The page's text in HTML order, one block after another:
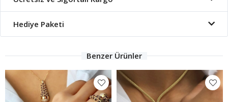
Hediye Paketi
Benzer Ürünler